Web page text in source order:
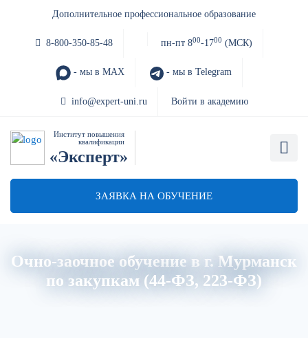
Дополнительное профессиональное образование
8-800-350-85-48 пн-пт 800-1700 (МСК)
- мы в MAX - мы в Telegram
info@expert-uni.ru Войти в академию
Институт повышения
квалификации
«Эксперт»
ЗАЯВКА НА ОБУЧЕНИЕ
Очно-заочное обучение в г. Мурманск
по закупкам (44-ФЗ, 223-ФЗ)